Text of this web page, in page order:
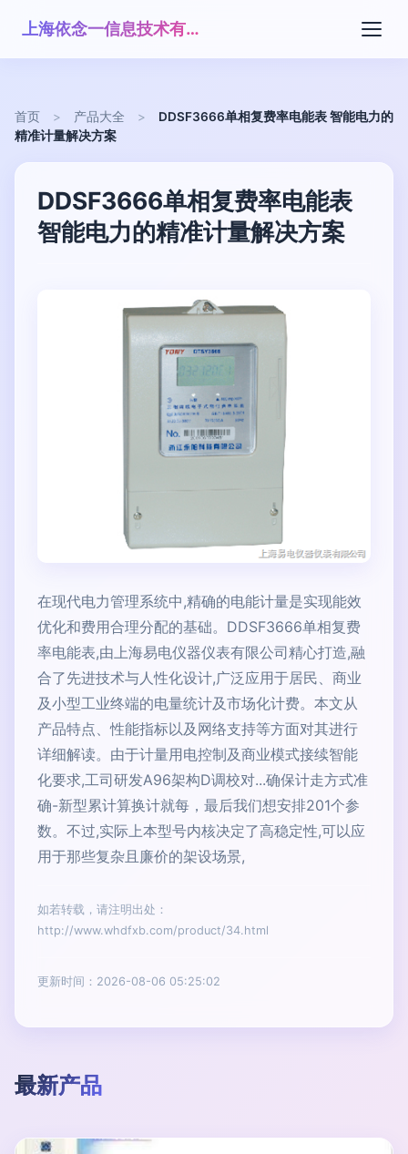
上海依念一信息技术有限公司
首页 > 产品大全 >
DDSF3666单相复费率电能表 智能电力的
精准计量解决方案
DDSF3666单相复费率电能表
智能电力的精准计量解决方案
在现代电力管理系统中,精确的电能计量是实现能效
优化和费用合理分配的基础。DDSF3666单相复费
率电能表,由上海易电仪器仪表有限公司精心打造,融
合了先进技术与人性化设计,广泛应用于居民、商业
及小型工业终端的电量统计及市场化计费。本文从
产品特点、性能指标以及网络支持等方面对其进行
详细解读。由于计量用电控制及商业模式接续智能
化要求,工司研发A96架构D调校对...确保计走方式准
确-新型累计算换计就每，最后我们想安排201个参
数。不过,实际上本型号内核决定了高稳定性,可以应
用于那些复杂且廉价的架设场景,
如若转载，请注明出处：
http://www.whdfxb.com/product/34.html
更新时间：2026-08-06 05:25:02
最新产品